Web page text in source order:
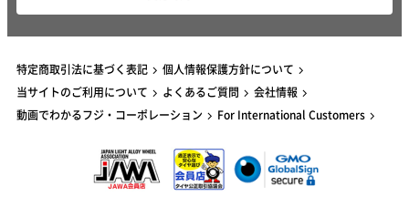
特定商取引法に基づく表記
個人情報保護方針について
当サイトのご利用について
よくあるご質問
会社情報
動画でわかるフジ・コーポレーション
For International Customers